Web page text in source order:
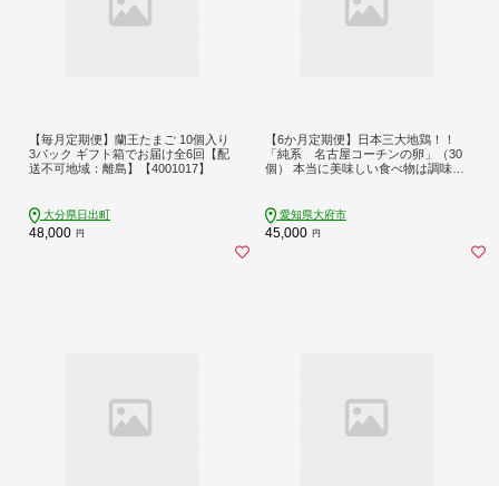
【毎月定期便】蘭王たまご 10個入り
3パック ギフト箱でお届け全6回【配
送不可地域：離島】【4001017】
大分県日出町
48,000 円
【6か月定期便】日本三大地鶏！！
「純系 名古屋コーチンの卵」（30
個） 本当に美味しい食べ物は調味料
愛知県大府市
45,000 円